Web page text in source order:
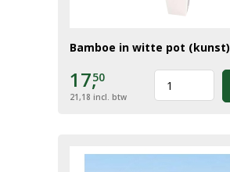
Bamboe in witte pot (kunst)
17,50
21,18 incl. btw